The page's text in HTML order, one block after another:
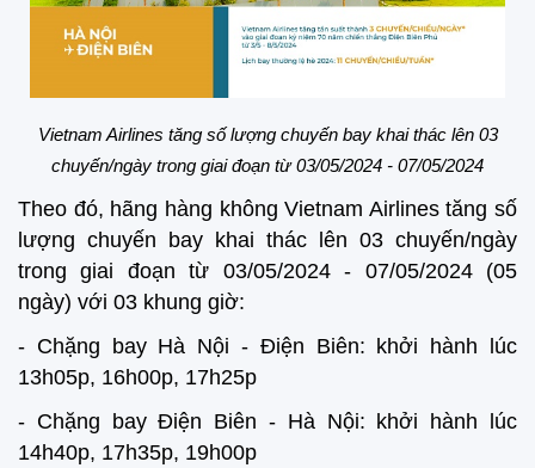
Vietnam Airlines tăng số lượng chuyến bay khai thác lên 03
chuyến/ngày trong giai đoạn từ 03/05/2024 - 07/05/2024
Theo đó, hãng hàng không Vietnam Airlines tăng số
lượng chuyến bay khai thác lên 03 chuyến/ngày
trong giai đoạn từ 03/05/2024 - 07/05/2024 (05
ngày) với 03 khung giờ:
- Chặng bay Hà Nội - Điện Biên: khởi hành lúc
13h05p, 16h00p, 17h25p
- Chặng bay Điện Biên - Hà Nội: khởi hành lúc
14h40p, 17h35p, 19h00p